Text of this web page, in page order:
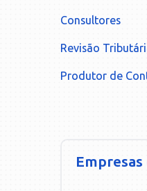
Consultores
Revisão
Produtor de